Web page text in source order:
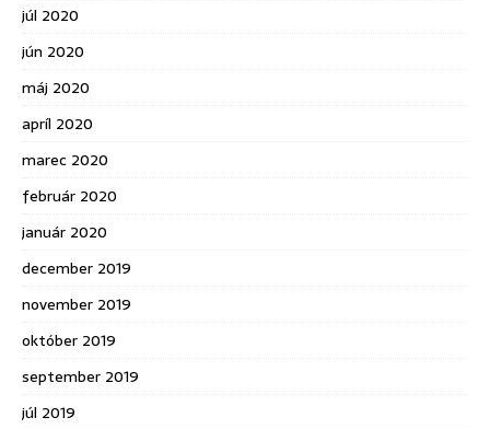
júl 2020
jún 2020
máj 2020
apríl 2020
marec 2020
február 2020
január 2020
december 2019
november 2019
október 2019
september 2019
júl 2019